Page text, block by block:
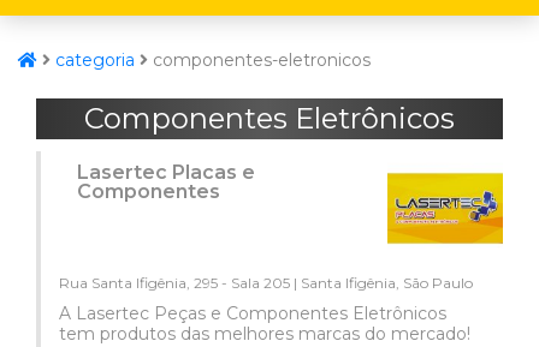
categoria componentes-eletronicos
Componentes Eletrônicos
Lasertec Placas e
Componentes
Rua Santa Ifigênia, 295 - Sala 205 | Santa Ifigênia, São Paulo
A Lasertec Peças e Componentes Eletrônicos
tem produtos das melhores marcas do mercado!